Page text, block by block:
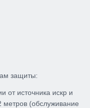
защиты:
от источника искр и
метров (обслуживание